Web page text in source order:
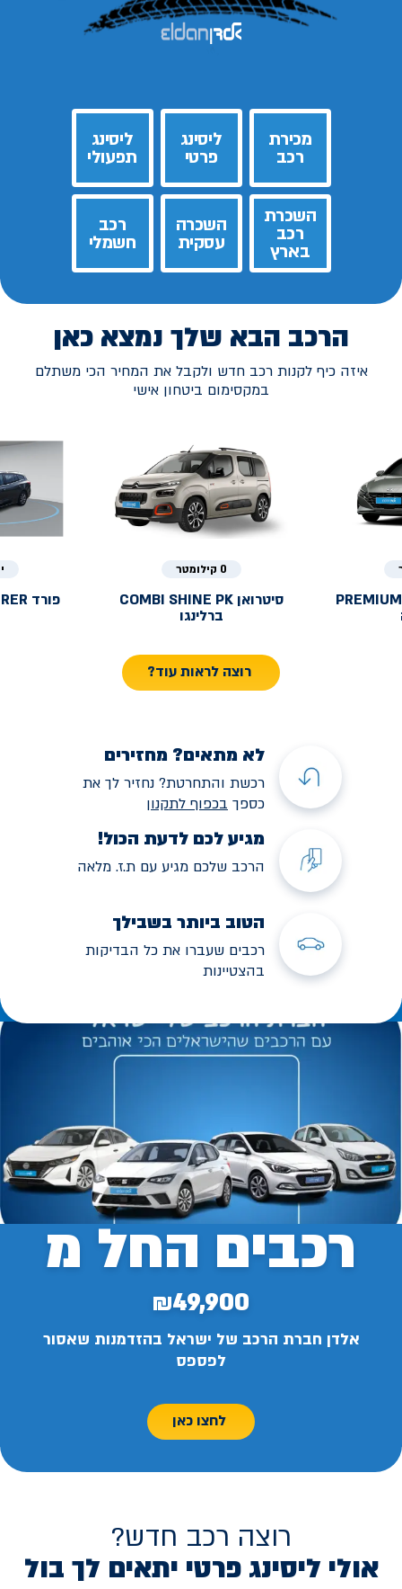
מכירת
רכב
ליסינג
פרטי
ליסינג
תפעולי
השכרת
רכב
בארץ
השכרה
עסקית
רכב
חשמלי
הרכב הבא שלך נמצא כאן
איזה כיף לקנות רכב חדש ולקבל את המחיר הכי משתלם
במקסימום ביטחון אישי
0 קילומטר
סיטרואן COMBI SHINE PK
ברלינגו
פורד
רוצה לראות עוד?
לא מתאים? מחזירים
רכשת והתחרטת? נחזיר לך את
כספך בכפוף לתקנון
מגיע לכם לדעת הכול!
הרכב שלכם מגיע עם ת.ז. מלאה
הטוב ביותר בשבילך
רכבים שעברו את כל הבדיקות
בהצטיינות
רכבים החל מ
₪49,900
אלדן חברת הרכב של ישראל בהזדמנות שאסור
לפספס
לחצו כאן
רוצה רכב חדש?
אולי ליסינג פרטי יתאים לך בול